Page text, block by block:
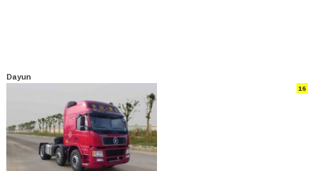
Dayun
16